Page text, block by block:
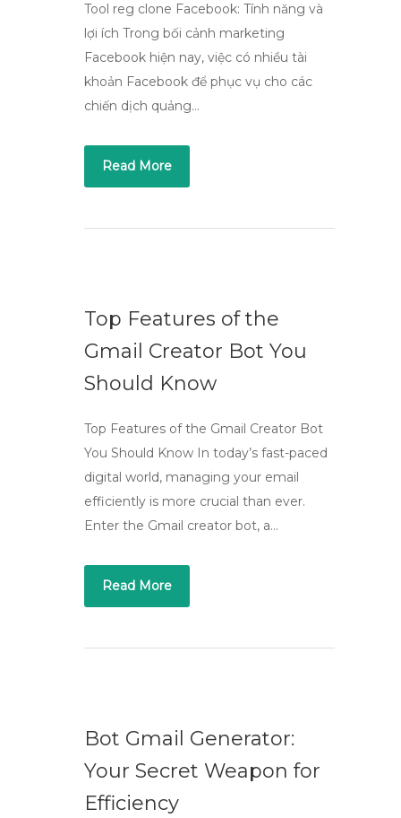
Tool reg clone Facebook: Tính năng và
lợi ích Trong bối cảnh marketing
Facebook hiện nay, việc có nhiều tài
khoản Facebook để phục vụ cho các
chiến dịch quảng…
Read More
Top Features of the
Gmail Creator Bot You
Should Know
Top Features of the Gmail Creator Bot
You Should Know In today’s fast-paced
digital world, managing your email
efficiently is more crucial than ever.
Enter the Gmail creator bot, a…
Read More
Bot Gmail Generator:
Your Secret Weapon for
Efficiency